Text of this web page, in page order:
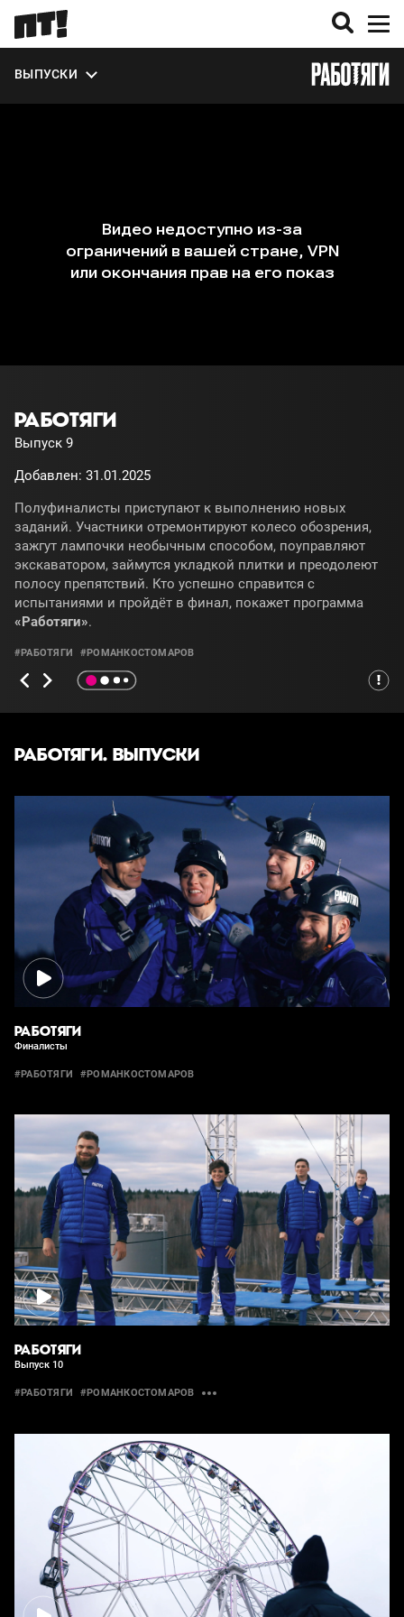
ВЫПУСКИ
О ПРОЕКТЕ
РАБОТЯГИ
Выпуск 9
Добавлен: 31.01.2025
Полуфиналисты приступают к выполнению новых
заданий. Участники отремонтируют колесо обозрения,
зажгут лампочки необычным способом, поуправляют
экскаватором, займутся укладкой плитки и преодолеют
полосу препятствий. Кто успешно справится с
испытаниями и пройдёт в финал, покажет программа
«Работяги».
#РАБОТЯГИ #РОМАНКОСТОМАРОВ
РАБОТЯГИ. ВЫПУСКИ
РАБОТЯГИ
Финалисты
#РАБОТЯГИ #РОМАНКОСТОМАРОВ
РАБОТЯГИ
Выпуск 10
#РАБОТЯГИ #РОМАНКОСТОМАРОВ